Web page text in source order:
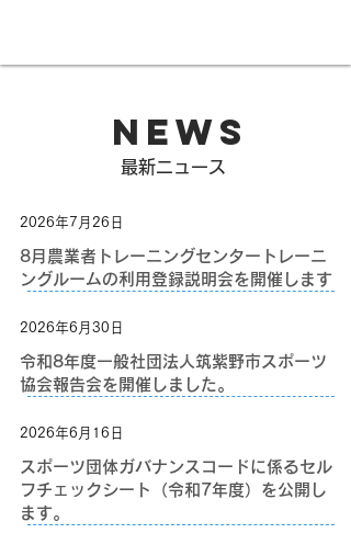
NEWS
​最新ニュース
2026年7月26日
8月農業者トレーニングセンタートレーニ
ングルームの利用登録説明会を開催します
2026年6月30日
令和8年度一般社団法人筑紫野市スポーツ
協会報告会を開催しました。
2026年6月16日
スポーツ団体ガバナンスコードに係るセル
フチェックシート（令和7年度）を公開し
ます。